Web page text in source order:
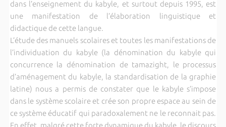
dans l’enseignement du kabyle, et surtout depuis 1995, est
une manifestation de l’élaboration linguistique et
didactique de cette langue.
L’étude des manuels scolaires et toutes les manifestations de
l’individuation du kabyle (la dénomination du kabyle qui
concurrence la dénomination de tamazight, le processus
d’aménagement du kabyle, la standardisation de la graphie
latine) nous a permis de constater que le kabyle s’impose
dans le système scolaire et crée son propre espace au sein de
ce système éducatif qui paradoxalement ne le reconnait pas.
En effet, malgré cette forte dynamique du kabyle, le discours